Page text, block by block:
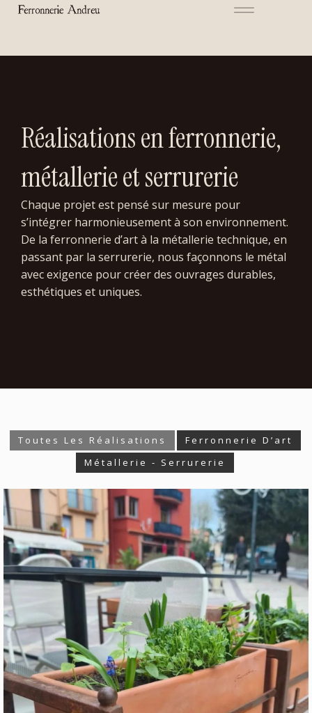
AllerRéalisations
Réalisations en ferronnerie,
métallerie et serrurerie
Chaque projet est pensé sur mesure pour
s’intégrer harmonieusement à son environnement.
De la ferronnerie d’art à la métallerie technique, en
passant par la serrurerie, nous façonnons le métal
avec exigence pour créer des ouvrages durables,
esthétiques et uniques.
Toutes Les Réalisations
Ferronnerie D’art
Métallerie - Serrurerie